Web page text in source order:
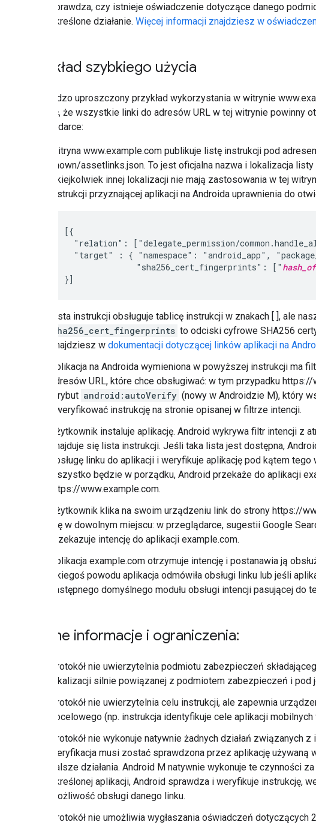
sprawdza, czy istnieje oświadczenie dotyczące danego
określone działanie. Więcej informacji znajdziesz w
Przykład szybkiego użycia
Oto bardzo uproszczony przykład wykorzystania w witrynie
określić, że wszystkie linki do adresów URL w tej witrynie powinny
przeglądarce:
Witryna www.example.com publikuje listę instrukcji pod
known/assetlinks.json. To jest oficjalna nazwa i lokalizacja
jakiejkolwiek innej lokalizacji nie mają zastosowania w tej
instrukcji przyznającej aplikacji na Androida uprawnienia do
[{
"relation": ["delegate_permission/
"target" : { "namespace": "android_app",
               "sha256_cert_fingerprints": ["
}]
Lista instrukcji obsługuje tablicę instrukcji w znakach [ ], ale
sha256_cert_fingerprints to odciski cyfrowe SHA256
znajdziesz w dokumentacji dotyczącej linków aplikacji na
Aplikacja na Androida wymieniona w powyższej instrukcji ma
adresów URL, które chce obsługiwać: w tym przypadku
atrybut android:autoVerify (nowy w Androidzie M), który
zweryfikować instrukcję na stronie opisanej w filtrze intencji.
Użytkownik instaluje aplikację. Android wykrywa filtr intencji z
znajduje się lista instrukcji. Jeśli taka lista jest dostępna,
obsługę linku do aplikacji i weryfikuje aplikację pod kątem
wszystko będzie w porządku, Android przekaże do aplikacji
https://www.example.com.
Użytkownik klika na swoim urządzeniu link do strony https://
się w dowolnym miejscu: w przeglądarce, sugestii Google
przekazuje intencję do aplikacji example.com.
Aplikacja example.com otrzymuje intencję i postanawia ją
jakiegoś powodu aplikacja odmówiła obsługi linku lub jeśli
następnego domyślnego modułu obsługi intencji pasującej
Ważne informacje i ograniczenia:
Protokół nie uwierzytelnia podmiotu zabezpieczeń
lokalizacji silnie powiązanej z podmiotem zabezpieczeń i pod
Protokół nie uwierzytelnia celu instrukcji, ale zapewnia
docelowego (np. instrukcja identyfikuje cele aplikacji
Protokół nie wykonuje natywnie żadnych działań związanych
weryfikacja musi zostać sprawdzona przez aplikację
dalsze działania. Android M natywnie wykonuje te czynności
określonej aplikacji, Android sprawdza i weryfikuje instrukcję,
możliwość obsługi danego linku.
Protokół nie umożliwia wygłaszania oświadczeń